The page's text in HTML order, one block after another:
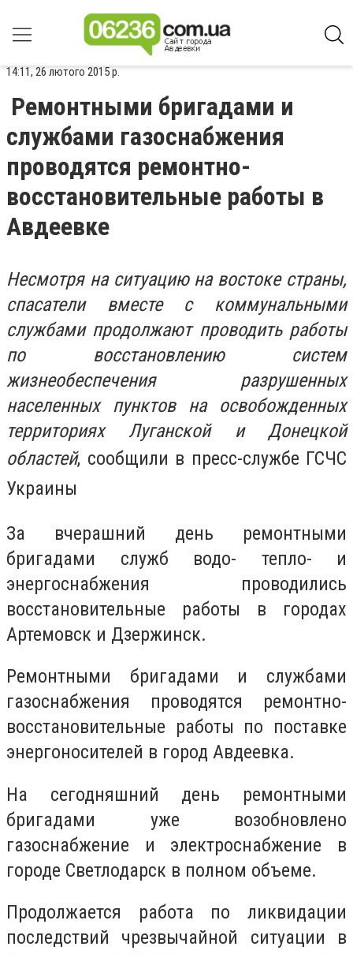
14:11, 26 лютого 2015 р.
Ремонтными бригадами и
службами газоснабжения
проводятся ремонтно-
восстановительные работы в
Авдеевке
Несмотря на ситуацию на востоке страны,
спасатели вместе с коммунальными
службами продолжают проводить работы
по восстановлению систем
жизнеобеспечения разрушенных
населенных пунктов на освобожденных
территориях Луганской и Донецкой
областей, сообщили в пресс-службе ГСЧС
Украины
За вчерашний день ремонтными
бригадами служб водо- тепло- и
энергоснабжения проводились
восстановительные работы в городах
Артемовск и Дзержинск.
Ремонтными бригадами и службами
газоснабжения проводятся ремонтно-
восстановительные работы по поставке
энергоносителей в город Авдеевка.
На сегодняшний день ремонтными
бригадами уже возобновлено
газоснабжение и электроснабжение в
городе Светлодарск в полном объеме.
Продолжается работа по ликвидации
последствий чрезвычайной ситуации в